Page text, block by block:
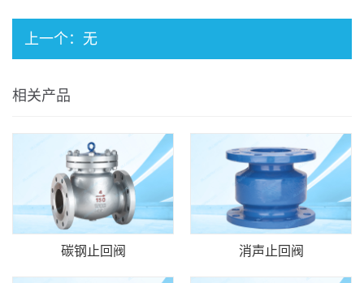
上一个：无
相关产品
碳钢止回阀 消声止回阀